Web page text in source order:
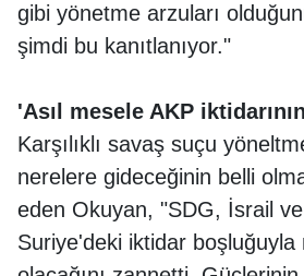
gibi yönetme arzuları
şimdi bu kanıtlanıyor."
'Asıl mesele AKP
Karşılıklı savaş suçu
nerelere gideceğinin belli
eden Okuyan, "SDG, İsrail
Suriye'deki iktidar boşluğuyla